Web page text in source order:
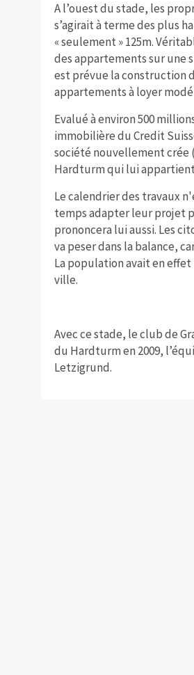
A l’ouest du stade, les
s’agirait à terme des plus
« seulement » 125m.
des appartements sur une
est prévue la construction
appartements à loyer
Evalué à environ 500
immobilière du Credit
société nouvellement crée
Hardturm qui lui
Le calendrier des travaux
temps adapter leur projet
prononcera lui aussi. Les
va peser dans la balance,
La population avait en
ville.
Avec ce stade, le club de
du Hardturm en 2009,
Letzigrund.